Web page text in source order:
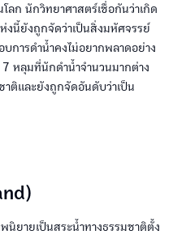
ลก นักวิทยาศาสตร์เชื่อกันว่าเกิด
งนี้ยังถูกจัดว่าเป็นสิ่งมหัศจรรย์
การดำน้ำคงไม่อยากพลาดอย่าง
หลุมที่นักดำน้ำจำนวนมากต่าง
ติและยังถูกจัดอันดับว่าเป็น
ยายเป็นสระน้ำทางธรรมชาติตั้ง